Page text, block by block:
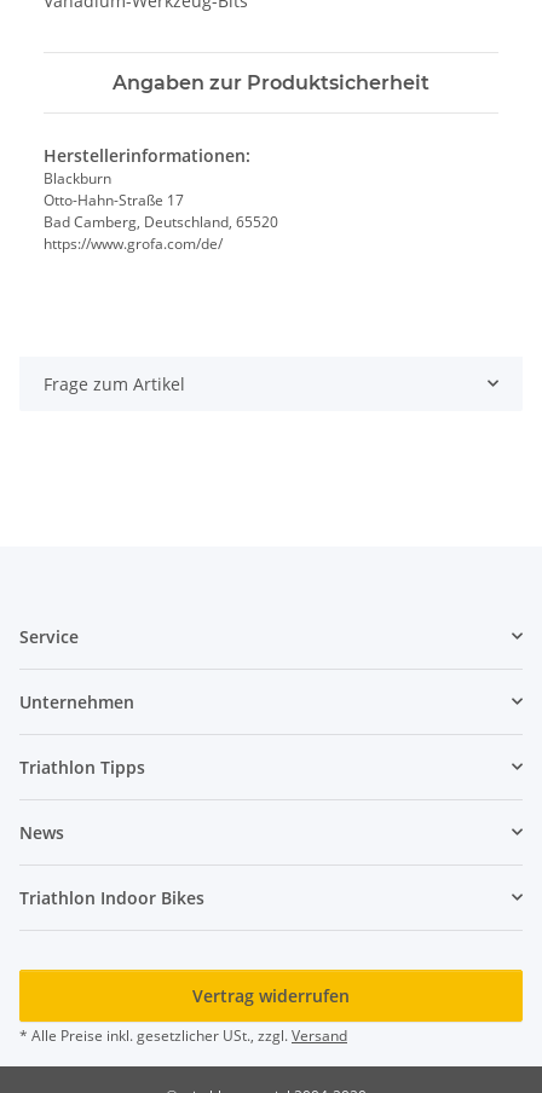
Angaben zur Produktsicherheit
Herstellerinformationen:
Blackburn
Otto-Hahn-Straße 17
Bad Camberg, Deutschland, 65520
https://www.grofa.com/de/
Frage zum Artikel
Service
Unternehmen
Triathlon Tipps
News
Triathlon Indoor Bikes
Vertrag widerrufen
* Alle Preise inkl. gesetzlicher USt., zzgl.Versand